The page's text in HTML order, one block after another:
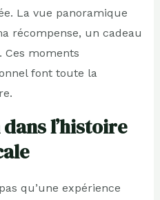
La vue panoramique
récompense, un cadeau
Ces moments
font toute la
l’histoire
qu’une expérience